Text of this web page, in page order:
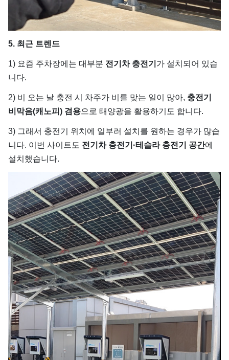
5. 최근 트렌드
1) 요즘 주차장에는 대부분 전기차 충전기 가 설치되어 있습
니다.
2) 비 오는 날 충전 시 차주가 비를 맞는 일이 많아, 충전기
비막음(캐노피) 겸용으로 태양광을 활용하기도 합니다.
3) 그래서 충전기 위치에 일부러 설치를 원하는 경우가 많습
니다. 이번 사이트도 전기차 충전기·테슬라 충전기 공간에
설치했습니다.